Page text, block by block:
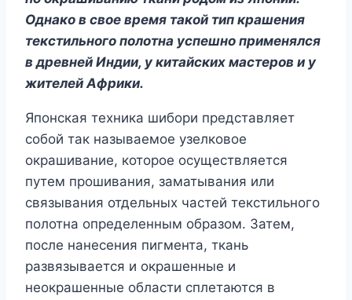
Однако в свое время такой тип крашения
текстильного полотна успешно применялся
в древней Индии, у китайских мастеров и у
жителей Африки.
Японская техника шибори представляет
собой так называемое узелковое
окрашивание, которое осуществляется
путем прошивания, заматывания или
связывания отдельных частей текстильного
полотна определенным образом. Затем,
после нанесения пигмента, ткань
развязывается и окрашенные и
неокрашенные области сплетаются в